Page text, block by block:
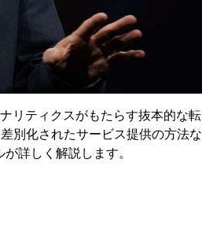
リティクスがもたらす抜本的な転
別化されたサービス提供の方法な
詳しく解説します。